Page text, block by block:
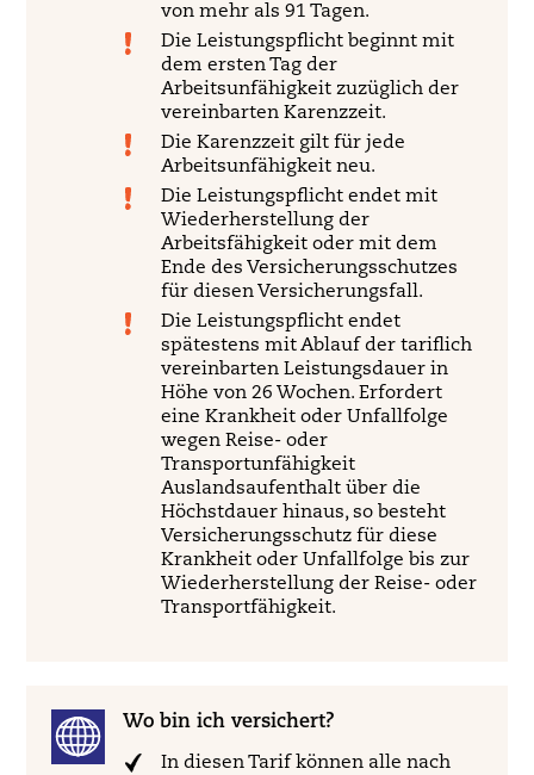
von mehr als 91 Tagen.
Die Leistungspflicht beginnt mit
dem ersten Tag der
Arbeitsunfähigkeit zuzüglich der
vereinbarten Karenzzeit.
Die Karenzzeit gilt für jede
Arbeitsunfähigkeit neu.
Die Leistungspflicht endet mit
Wiederherstellung der
Arbeitsfähigkeit oder mit dem
Ende des Versicherungsschutzes
für diesen Versicherungsfall.
Die Leistungspflicht endet
spätestens mit Ablauf der tariflich
vereinbarten Leistungsdauer in
Höhe von 26 Wochen. Erfordert
eine Krankheit oder Unfallfolge
wegen Reise- oder
Transportunfähigkeit
Auslandsaufenthalt über die
Höchstdauer hinaus, so besteht
Versicherungsschutz für diese
Krankheit oder Unfallfolge bis zur
Wiederherstellung der Reise- oder
Transportfähigkeit.
Wo bin ich versichert?
In diesen Tarif können alle nach